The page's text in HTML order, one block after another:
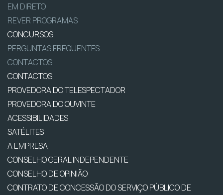
EM DIRETO
REVER PROGRAMAS
CONCURSOS
PERGUNTAS FREQUENTES
CONTACTOS
CONTACTOS
PROVEDORA DO TELESPECTADOR
PROVEDORA DO OUVINTE
ACESSIBILIDADES
SATÉLITES
A EMPRESA
CONSELHO GERAL INDEPENDENTE
CONSELHO DE OPINIÃO
CONTRATO DE CONCESSÃO DO SERVIÇO PÚBLICO DE